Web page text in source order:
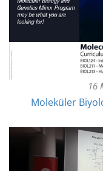
16
Moleküler